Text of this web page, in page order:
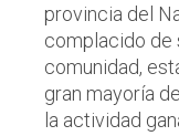
provincia del
complacido de
comunidad,
gran mayoría
la actividad